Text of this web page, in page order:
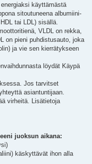
käyttämästä
sitoutuneena albumiini-
tai LDL) sisällä.
VLDL on rekka,
on pieni puhdistusauto, joka
ja vie sen kierrätykseen
löydät Käypä
Jos tarvitset
asiantuntijaan.
virheitä. Lisätietoja
juoksun aikana:
käskyttävät ihon alla